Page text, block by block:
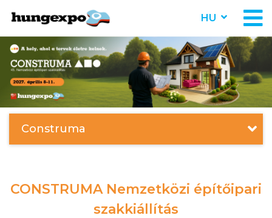
HU
Construma
CONSTRUMA Nemzetközi építőipari
szakkiállítás